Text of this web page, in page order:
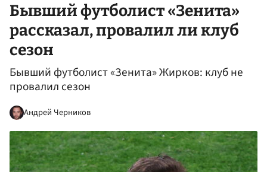
Бывший футболист «Зенита»
рассказал, провалил ли клуб
сезон
Бывший футболист «Зенита» Жирков: клуб не
провалил сезон
Андрей Черников